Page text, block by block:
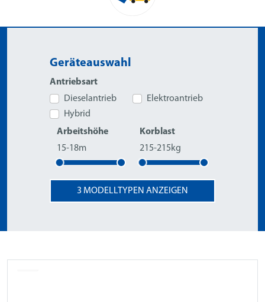
Geräteauswahl
Antriebsart
Dieselantrieb
Elektroantrieb
Hybrid
Arbeitshöhe
15-18m
Korblast
215-215kg
3 MODELLTYPEN ANZEIGEN